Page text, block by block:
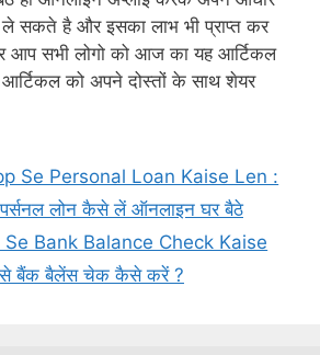
सकते है और इसका लाभ भी प्राप्त कर
आप सभी लोगो को आज का यह आर्टिकल
आर्टिकल को अपने दोस्तों के साथ शेयर
Se Personal Loan Kaise Len :
पर्सनल लोन कैसे लें ऑनलाइन घर बैठे
Bank Balance Check Kaise
से बैंक बैलेंस चेक कैसे करें ?